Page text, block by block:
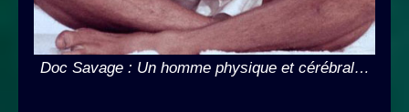
Doc Savage : Un homme physique et cérébral…